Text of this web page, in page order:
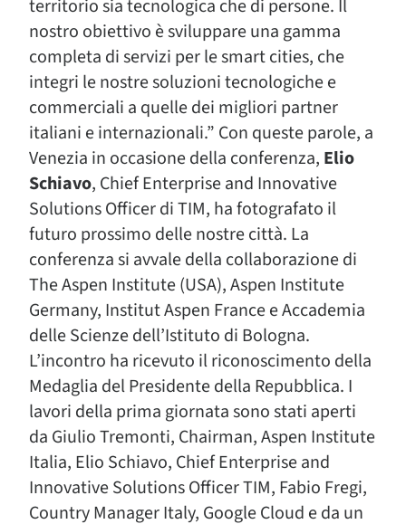
territorio sia tecnologica che di persone. Il
nostro obiettivo è sviluppare una gamma
completa di servizi per le smart cities, che
integri le nostre soluzioni tecnologiche e
commerciali a quelle dei migliori partner
italiani e internazionali.” Con queste parole, a
Venezia in occasione della conferenza, Elio
Schiavo, Chief Enterprise and Innovative
Solutions Officer di TIM, ha fotografato il
futuro prossimo delle nostre città. La
conferenza si avvale della collaborazione di
The Aspen Institute (USA), Aspen Institute
Germany, Institut Aspen France e Accademia
delle Scienze dell’Istituto di Bologna.
L’incontro ha ricevuto il riconoscimento della
Medaglia del Presidente della Repubblica. I
lavori della prima giornata sono stati aperti
da Giulio Tremonti, Chairman, Aspen Institute
Italia, Elio Schiavo, Chief Enterprise and
Innovative Solutions Officer TIM, Fabio Fregi,
Country Manager Italy, Google Cloud e da un